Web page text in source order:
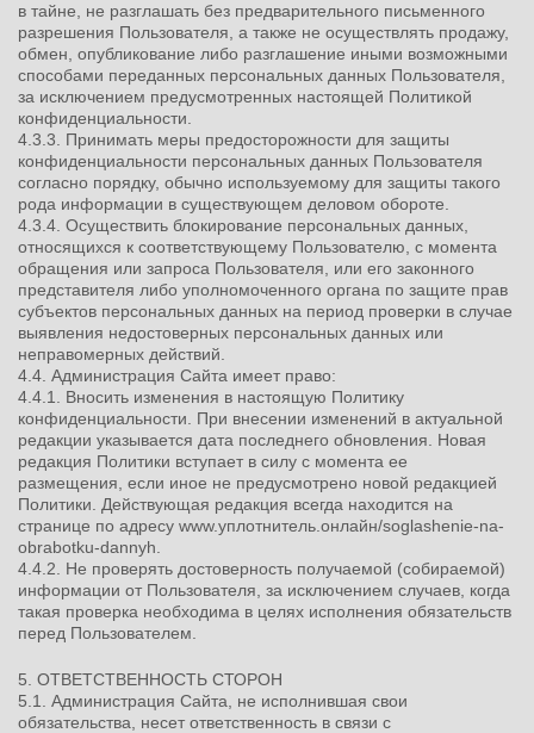
в тайне, не разглашать без предварительного письменного
разрешения Пользователя, а также не осуществлять продажу,
обмен, опубликование либо разглашение иными возможными
способами переданных персональных данных Пользователя,
за исключением предусмотренных настоящей Политикой
конфиденциальности.
4.3.3. Принимать меры предосторожности для защиты
конфиденциальности персональных данных Пользователя
согласно порядку, обычно используемому для защиты такого
рода информации в существующем деловом обороте.
4.3.4. Осуществить блокирование персональных данных,
относящихся к соответствующему Пользователю, с момента
обращения или запроса Пользователя, или его законного
представителя либо уполномоченного органа по защите прав
субъектов персональных данных на период проверки в случае
выявления недостоверных персональных данных или
неправомерных действий.
4.4. Администрация Сайта имеет право:
4.4.1. Вносить изменения в настоящую Политику
конфиденциальности. При внесении изменений в актуальной
редакции указывается дата последнего обновления. Новая
редакция Политики вступает в силу с момента ее
размещения, если иное не предусмотрено новой редакцией
Политики. Действующая редакция всегда находится на
странице по адресу www.уплотнитель.онлайн/soglashenie-na-
obrabotku-dannyh.
4.4.2. Не проверять достоверность получаемой (собираемой)
информации от Пользователя, за исключением случаев, когда
такая проверка необходима в целях исполнения обязательств
перед Пользователем.
5. ОТВЕТСТВЕННОСТЬ СТОРОН
5.1. Администрация Сайта, не исполнившая свои
обязательства, несет ответственность в связи с